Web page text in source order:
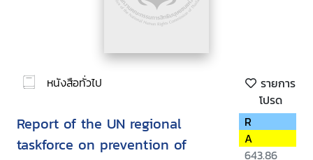
หนังสือทั่วไป
รายการ
โปรด
Report of the UN regional
taskforce on prevention of
R
A
643.86